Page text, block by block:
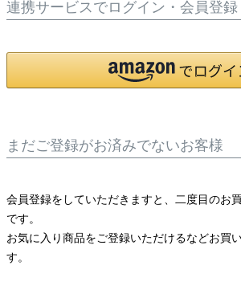
連携サービスでログイン・会員登録
まだご登録がお済みでないお客様
会員登録をしていただきますと、二度目のお
です。
お気に入り商品をご登録いただけるなどお買
す。